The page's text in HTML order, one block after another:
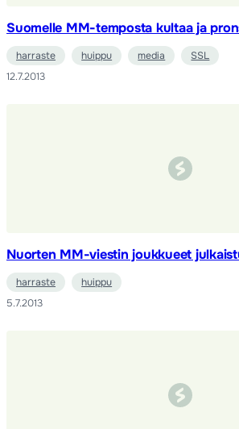
Suomelle MM-temposta kultaa ja
harraste huippu media
SSL
12.7.2013
Nuorten MM-viestin joukkueet
harraste
huippu
5.7.2013